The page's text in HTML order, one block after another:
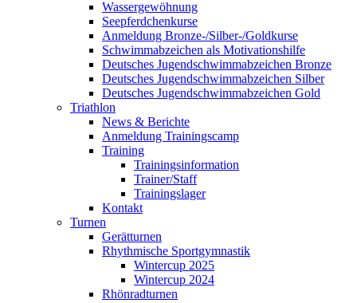
Wassergewöhnung
Seepferdchenkurse
Anmeldung Bronze-/Silber-/Goldkurse
Schwimmabzeichen als Motivationshilfe
Deutsches Jugendschwimmabzeichen Bronze
Deutsches Jugendschwimmabzeichen Silber
Deutsches Jugendschwimmabzeichen Gold
Triathlon
News & Berichte
Anmeldung Trainingscamp
Training
Trainingsinformation
Trainer/Staff
Trainingslager
Kontakt
Turnen
Gerätturnen
Rhythmische Sportgymnastik
Wintercup 2025
Wintercup 2024
Rhönradturnen